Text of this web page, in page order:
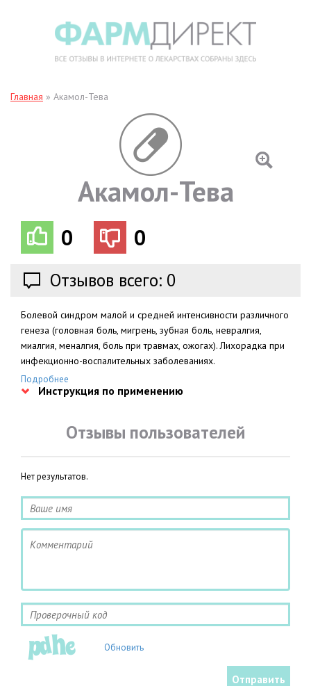
Главная » Акамол-Тева
Акамол-Тева
0 0
Отзывов всего: 0
Болевой синдром малой и средней интенсивности различного
генеза (головная боль, мигрень, зубная боль, невралгия,
миалгия, меналгия, боль при травмах, ожогах). Лихорадка при
инфекционно-воспалительных заболеваниях.
Подробнее
Инструкция по применению
Отзывы пользователей
Нет результатов.
Обновить